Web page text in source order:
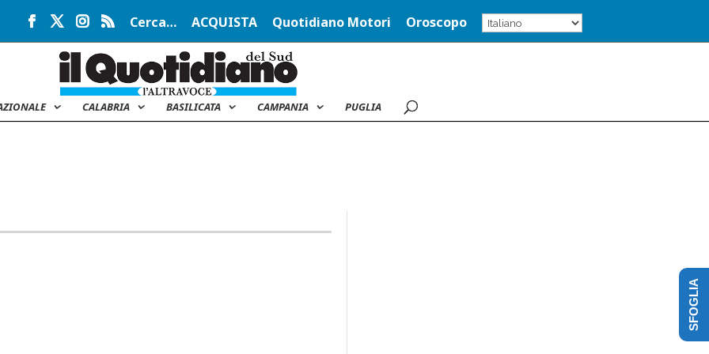
Cerca… ACQUISTA Quotidiano Motori Oroscopo
CALABRIA BASILICATA CAMPANIA PUGLIA
SFOGLIA